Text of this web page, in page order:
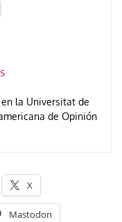
la Universitat de
de Opinión
X
Mastodon